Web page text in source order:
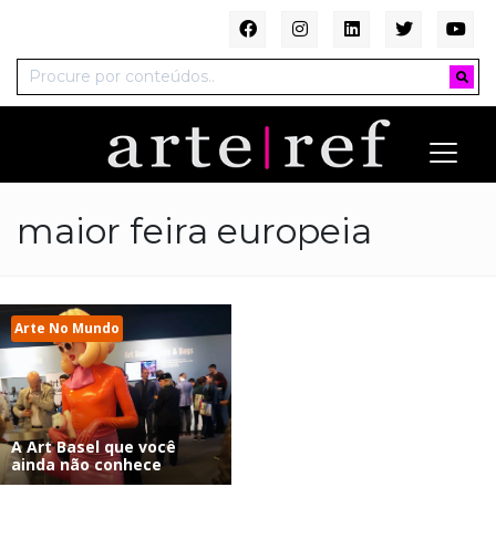
maior feira europeia
Arte No Mundo
A Art Basel que você
ainda não conhece